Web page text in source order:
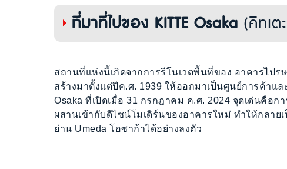
ที่มาที่ไปของ KITTE Osaka (คิทเต
สถานที่แห่งนี้เกิดจากการรีโนเวตพื้นที่ของ อาคารไปร
สร้างมาตั้งแต่ปีค.ศ. 1939 ให้ออกมาเป็นศูนย์การค้าแ
Osaka ที่เปิดเมื่อ 31 กรกฎาคม ค.ศ. 2024 จุดเด่นคือ
ผสานเข้ากับดีไซน์โมเดิร์นของอาคารใหม่ ทำให้กลา
ย่าน Umeda โอซาก้าได้อย่างลงตัว